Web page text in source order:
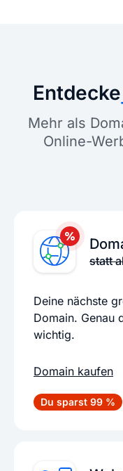
Entdecke
Mehr als
Online-
statt
Deine nächste
Domain. Genau
wichtig.
Domain kaufen
Du sparst 99 %